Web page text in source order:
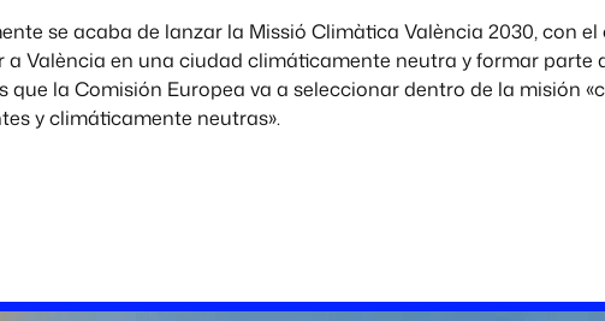
se acaba de lanzar la Missió Climàtica València 2030, con el
a València en una ciudad climáticamente neutra y formar parte
que la Comisión Europea va a seleccionar dentro de la misión
y climáticamente neutras».